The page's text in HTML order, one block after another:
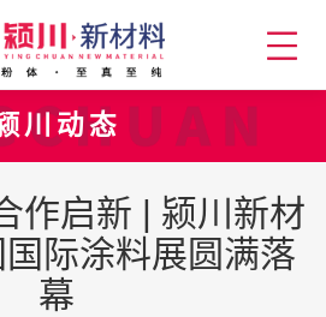
川动态
作启新 | 颍川新材
际涂料展圆满落
幕